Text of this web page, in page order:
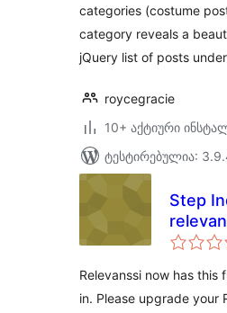
categories (costume
category reveals a
jQuery list of posts
roycegracie
10+ აქტიური
ტესტირებულია:
Step
Relevanssi now has this
in. Please upgrade your